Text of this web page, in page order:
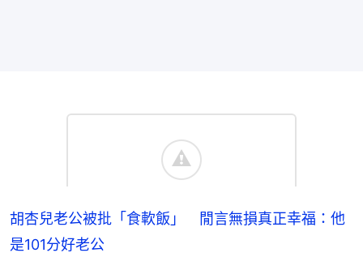
胡杏兒老公被批「食軟飯」 閒言無損真正幸福：他
是101分好老公